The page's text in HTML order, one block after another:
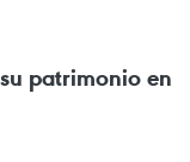
patrimonio en